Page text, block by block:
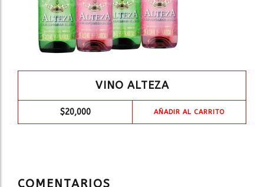
VINO ALTEZA
$20,000 AÑADIR AL CARRITO
COMENTARIOS